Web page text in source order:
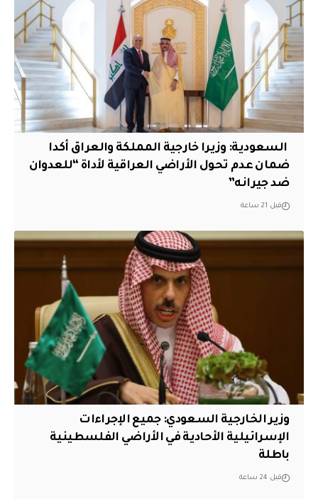
‏ السعودية: وزيرا خارجية المملكة والعراق أكدا
ضمان عدم تحول الأراضي العراقية لأداة “للعدوان
ضد جيرانه”
قبل 21 ساعة
وزير الخارجية السعودي: جميع الإجراءات
الإسرائيلية الأحادية في الأراضي الفلسطينية
باطلة
قبل 24 ساعة